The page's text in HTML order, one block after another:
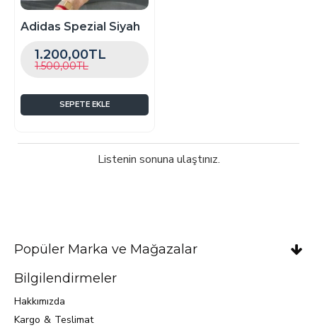
Adidas Spezial Siyah
1.200,00TL
1.500,00TL
SEPETE EKLE
Listenin sonuna ulaştınız.
Popüler Marka ve Mağazalar
Bilgilendirmeler
Hakkımızda
Kargo & Teslimat